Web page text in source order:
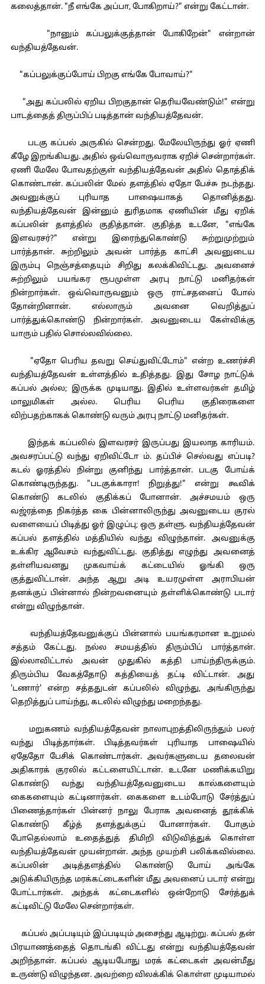
கலைத்தான். "நீ எங்கே அப்பா, போகிறாய்?" என்று கேட்டான்.
"நானும் கப்பலுக்குத்தான் போகிறேன்" என்றான்
வந்தியத்தேவன்.
"கப்பலுக்குப்போய் பிறகு எங்கே போவாய்?"
"அது கப்பலில் ஏறிய பிறகுதான் தெரியவேண்டும்!" என்று
பாடத்தைத் திருப்பிப் படித்தான் வந்தியத்தேவன்.
படகு கப்பல் அருகில் சென்றது. மேலேயிருந்து ஓர் ஏணி
கீழே இறங்கியது. அதில் ஒவ்வொருவராக ஏறிச் சென்றார்கள்.
ஏணி மேலே போவதற்குள் வந்தியத்தேவன் அதில் தொத்திக்
கொண்டான். கப்பலின் மேல் தளத்தில் ஏதோ பேச்சு நடந்தது.
அவனுக்குப் புரியாத பாஷையாகத் தொனித்தது.
வந்தியத்தேவன் இன்னும் துரிதமாக ஏணியின் மீது ஏறிக்
கப்பலின் தளத்தில் குதித்தான். குதித்த உடனே, "எங்கே
இளவரசர்?" என்று இரைந்துகொண்டு சுற்றுமுற்றும்
பார்த்தான். சுற்றிலும் அவன் பார்த்த காட்சி அவனுடைய
இரும்பு நெஞ்சத்தையும் சிறிது கலக்கிவிட்டது. அவனைச்
சுற்றிலும் பயங்கர ரூபமுள்ள அரபு நாட்டு மனிதர்கள்
நின்றார்கள். ஒவ்வொருவனும் ஒரு ராட்சதனைப் போல்
தோன்றினான். எல்லாரும் அவனை வெறித்துப்
பார்த்துக்கொண்டு நின்றார்கள். அவனுடைய கேள்விக்கு
யாரும் பதில் சொல்லவில்லை.
"ஏதோ பெரிய தவறு செய்துவிட்டோம்" என்ற உணர்ச்சி
வந்தியத்தேவன் உள்ளத்தில் உதித்தது. இது சோழ நாட்டுக்
கப்பல் அல்ல; இருக்க முடியாது. இதில் உள்ளவர்கள் தமிழ்
மாலுமிகள் அல்ல. பெரிய பெரிய குதிரைகளை
விற்பதற்காகக் கொண்டு வரும் அரபு நாட்டு மனிதர்கள்.
இந்தக் கப்பலில் இளவரசர் இருப்பது இயலாத காரியம்.
அவசரப்பட்டு வந்து ஏறிவிட்டோ ம். தப்பிச் செல்வது எப்படி?
கடல் ஓரத்தில் நின்று குனிந்து பார்த்தான். படகு போய்க்
கொண்டிருந்தது. "படகுக்காரா! நிறுத்து!" என்று கூவிக்
கொண்டு கடலில் குதிக்கப் போனான். அச்சமயம் ஒரு
வஜ்ரத்தை நிகர்த்த கை பின்னாலிருந்து அவனுடைய குரல்
வளையைப் பிடித்து ஓர் இழுப்பு; ஒரு தள்ளு. வந்தியத்தேவன்
கப்பல் தளத்தில் மத்தியில் வந்து விழுந்தான். அவனுக்கு
உக்கிர ஆவேசம் வந்துவிட்டது. குதித்து எழுந்து அவனைத்
தள்ளியவனது முகவாய்க் கட்டையில் ஓங்கி ஒரு
குத்துவிட்டான். அந்த ஆறு அடி உயரமுள்ள அராபியன்
தனக்குப் பின்னால் நின்றவனையும் தள்ளிக்கொண்டு படார்
என்று விழுந்தான்.
வந்தியத்தேவனுக்குப் பின்னால் பயங்கரமான உறுமல்
சத்தம் கேட்டது. நல்ல சமயத்தில் திரும்பிப் பார்த்தான்.
இல்லாவிட்டால் அவன் முதுகில் கத்தி பாய்ந்திருக்கும்.
திரும்பிய வேகத்தோடு கத்தியைத் தட்டி விட்டான். அது
'டணார்' என்ற சத்ததுடன் கப்பலில் விழுந்து, அங்கிருந்து
தெறித்துப் பாய்ந்து, கடலில் விழுந்து மறைந்தது.
மறுகணம் வந்தியத்தேவன் நாலாபுறத்திலிருந்தும் பலர்
வந்து பிடித்தார்கள். பிடித்தவர்கள் புரியாத பாஷையில்
ஏதேதோ பேசிக் கொண்டார்கள். அவர்களுடைய தலைவன்
அதிகாரக் குரலில் கட்டளையிட்டான். உடனே மணிக்கயிறு
கொண்டு வந்து வந்தியத்தேவனுடைய கால்களையும்
கைகளையும் கட்டினார்கள். கைகளை உடம்போடு சேர்த்துப்
பிணைத்தார்கள் பின்னர் நாலு பேராக அவனைத் தூக்கிக்
கொண்டு கீழ்த் தளத்துக்குப் போனார்கள். போகும்
போதெல்லாம் உதைத்துத் திமிறி விடுவித்துக் கொள்ள
வந்தியத்தேவன் முயன்றான். அந்த முயற்சி பலிக்கவில்லை.
கப்பலின் அடித்தளத்தில் கொண்டு போய் அங்கே
அடுக்கியிருந்த மரக்கட்டைகளின் மீது அவனைப் படார் என்று
போட்டார்கள். அந்தக் கட்டைகளில் ஒன்றோடு சேர்த்துக்
கட்டிவிட்டு மேலே சென்றார்கள்.
கப்பல் அப்படியும் இப்படியும் அசைந்து ஆடிற்று. கப்பல் தன்
பிரயாணத்தைத் தொடங்கி விட்டது என்று வந்தியத்தேவன்
அறிந்தான். கப்பல் ஆடியபோது மரக் கட்டைகள் அவன்மீது
உருண்டு விழுந்தன. அவற்றை விலக்கிக் கொள்ள முடியாமல்